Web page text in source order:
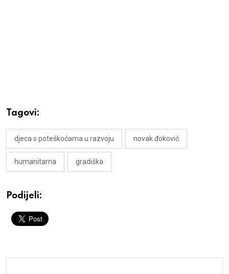
Tagovi:
djeca s poteškoćama u razvoju novak đoković
humanitarna gradiška
Podijeli: